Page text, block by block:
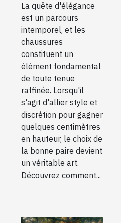
augmentent
discrètement
la taille
La quête d'élégance
est un parcours
intemporel, et les
chaussures
constituent un
élément fondamental
de toute tenue
raffinée. Lorsqu'il
s'agit d'allier style et
discrétion pour gagner
quelques centimètres
en hauteur, le choix de
la bonne paire devient
un véritable art.
Découvrez comment...